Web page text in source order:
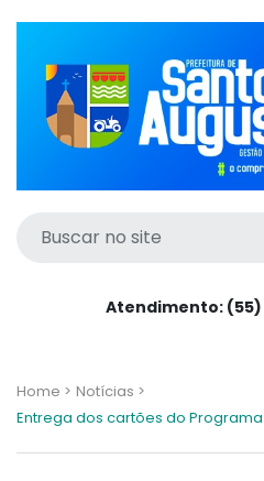
Atendimento: (55)
Home > Notícias >
Entrega dos cartões do Programa